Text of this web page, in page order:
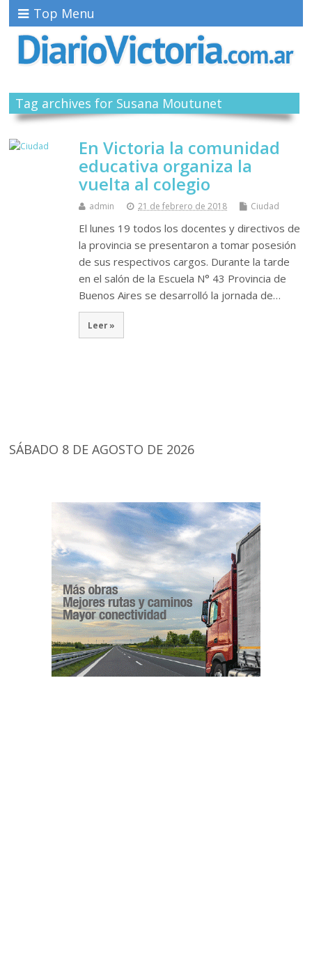
Top Menu
Tag archives for Susana Moutunet
En Victoria la comunidad
educativa organiza la
vuelta al colegio
admin 21 de febrero de 2018 Ciudad
El lunes 19 todos los docentes y directivos de
la provincia se presentaron a tomar posesión
de sus respectivos cargos. Durante la tarde
en el salón de la Escuela N° 43 Provincia de
Buenos Aires se desarrolló la jornada de…
Leer »
SÁBADO 8 DE AGOSTO DE 2026